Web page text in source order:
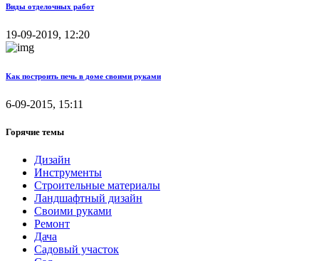
Виды отделочных работ
19-09-2019, 12:20
Как построить печь в доме своими руками
6-09-2015, 15:11
Горячие темы
Дизайн
Инструменты
Строительные материалы
Ландшафтный дизайн
Своими руками
Ремонт
Дача
Садовый участок